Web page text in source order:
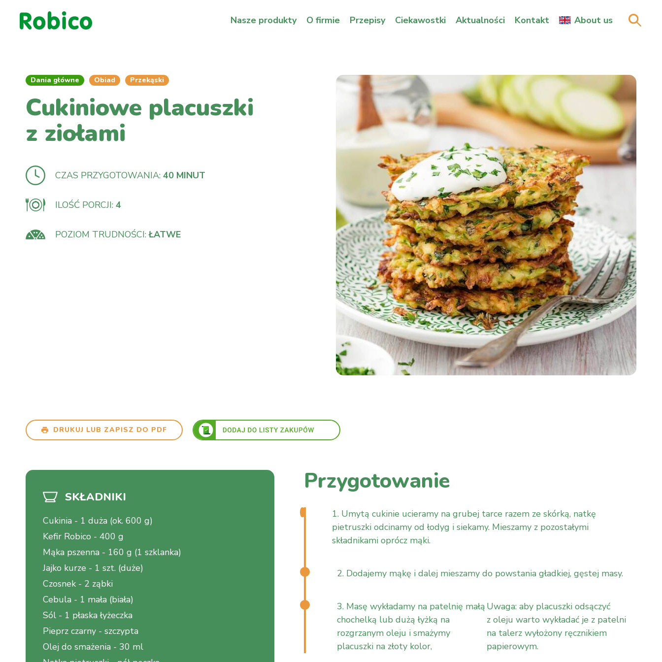
Nasze produkty O firmie Przepisy Ciekawostki Aktualności Kontakt About us
Dania główne Obiad Przekąski
Cukiniowe placuszki
z ziołami
CZAS PRZYGOTOWANIA: 40 MINUT
ILOŚĆ PORCJI: 4
POZIOM TRUDNOŚCI: ŁATWE
DRUKUJ LUB ZAPISZ DO PDF
SKŁADNIKI
Cukinia - 1 duża (ok. 600 g)
Kefir Robico - 400 g
Mąka pszenna - 160 g (1 szklanka)
Jajko kurze - 1 szt. (duże)
Czosnek - 2 ząbki
Cebula - 1 mała (biała)
Sól - 1 płaska łyżeczka
Pieprz czarny - szczypta
Olej do smażenia - 30 ml
Przygotowanie
1. Umytą cukinie ucieramy na grubej tarce razem ze skórką, natkę
pietruszki odcinamy od łodyg i siekamy. Mieszamy z pozostałymi
składnikami oprócz mąki.
2. Dodajemy mąkę i dalej mieszamy do powstania gładkiej, gęstej masy.
3. Masę wykładamy na patelnię małą
chochelką lub dużą łyżką na
rozgrzanym oleju i smażymy
placuszki na złoty kolor,
Uwaga: aby placuszki odsączyć
z oleju warto wykładać je z patelni
na talerz wyłożony ręcznikiem
papierowym.